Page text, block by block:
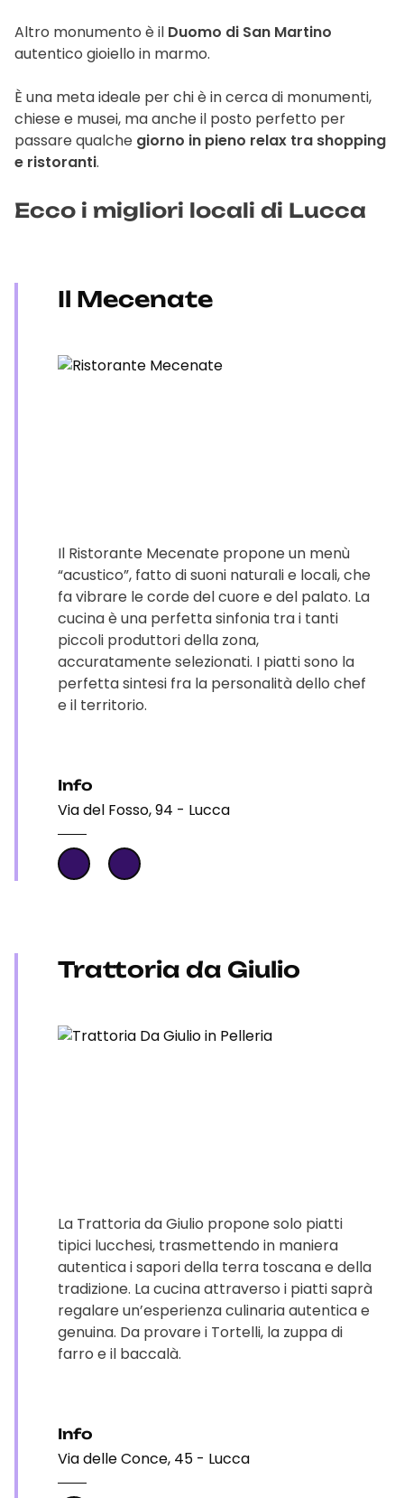
Altro monumento è il Duomo di San Martino
autentico gioiello in marmo.
È una meta ideale per chi è in cerca di monumenti,
chiese e musei, ma anche il posto perfetto per
passare qualche giorno in pieno relax tra shopping
e ristoranti.
Ecco i migliori locali di Lucca
Il Mecenate
Il Ristorante Mecenate propone un menù
“acustico”, fatto di suoni naturali e locali, che
fa vibrare le corde del cuore e del palato. La
cucina è una perfetta sinfonia tra i tanti
piccoli produttori della zona,
accuratamente selezionati. I piatti sono la
perfetta sintesi fra la personalità dello chef
e il territorio.
Info
Via del Fosso, 94 - Lucca
Trattoria da Giulio
La Trattoria da Giulio propone solo piatti
tipici lucchesi, trasmettendo in maniera
autentica i sapori della terra toscana e della
tradizione. La cucina attraverso i piatti saprà
regalare un’esperienza culinaria autentica e
genuina. Da provare i Tortelli, la zuppa di
farro e il baccalà.
Info
Via delle Conce, 45 - Lucca